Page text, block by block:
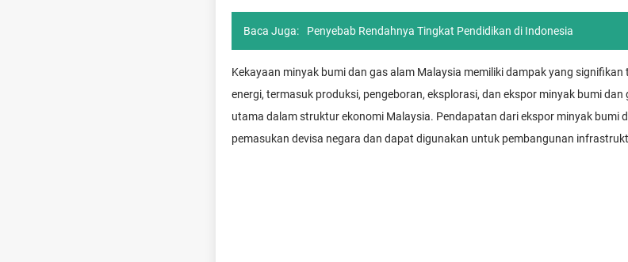
Baca Juga: Penyebab Rendahnya Tingkat Pendidikan di Indonesia
Kekayaan minyak bumi dan gas alam Malaysia memiliki dampak yang
energi, termasuk produksi, pengeboran, eksplorasi, dan ekspor minyak bumi
utama dalam struktur ekonomi Malaysia. Pendapatan dari ekspor minyak bumi
pemasukan devisa negara dan dapat digunakan untuk pembangunan